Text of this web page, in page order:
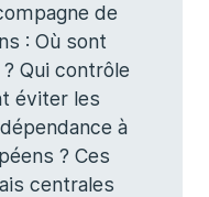
de
: Où sont
Qui contrôle
éviter les
à
? Ces
centrales